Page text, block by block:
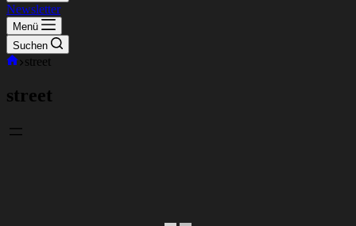
Newsletter
Menü
Suchen
Start
street
street